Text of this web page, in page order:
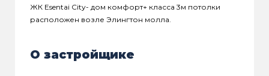
ЖК Esentai City- дом комфорт+ класса 3м потолки
расположен возле Элингтон молла.
О застройщике